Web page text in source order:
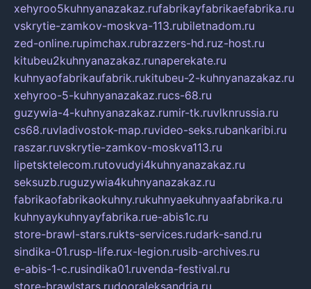
xehyroo5kuhnyanazakaz.rufabrikayfabrikaefabrika.ru
vskrytie-zamkov-moskva-113.rubiletnadom.ru
zed-online.rupimchax.rubrazzers-hd.ruz-host.ru
kitubeu2kuhnyanazakaz.runaperekate.ru
kuhnyaofabrikaufabrik.rukitubeu-2-kuhnyanazakaz.ru
xehyroo-5-kuhnyanazakaz.rucs-68.ru
guzywia-4-kuhnyanazakaz.rumir-tk.ruvlknrussia.ru
cs68.ruvladivostok-map.ruvideo-seks.rubankaribi.ru
raszar.ruvskrytie-zamkov-moskva113.ru
lipetsktelecom.rutovudyi4kuhnyanazakaz.ru
seksuzb.ruguzywia4kuhnyanazakaz.ru
fabrikaofabrikaokuhny.rukuhnyaekuhnyaafabrika.ru
kuhnyaykuhnyayfabrika.rue-abis1c.ru
store-brawl-stars.rukts-services.rudark-sand.ru
sindika-01.rusp-life.rux-legion.rusib-archives.ru
e-abis-1-c.rusindika01.ruvenda-festival.ru
store-brawlstars.rudooraleksandria.ru